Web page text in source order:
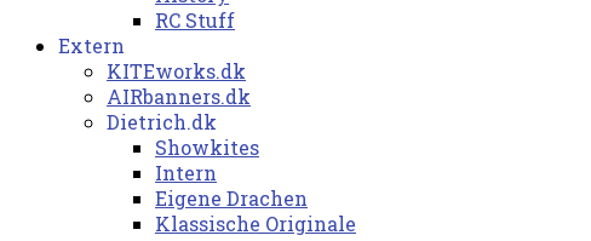
RC Stuff
Extern
KITEworks.dk
AIRbanners.dk
Dietrich.dk
Showkites
Intern
Eigene Drachen
Klassische Originale